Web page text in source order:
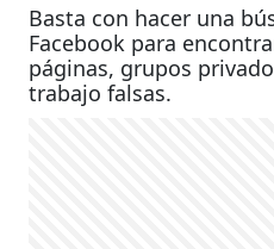
Basta con hacer una
Facebook para
páginas, grupos
trabajo falsas.